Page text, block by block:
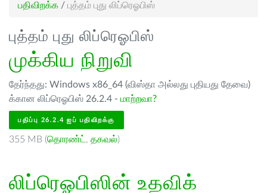
பதிவிறக்க / புத்தம் புது லிப்ரெஓபிஸ்
புத்தம் புது லிப்ரெஓபிஸ்
முக்கிய நிறுவி
தேர்ந்தது: Windows x86_64 (விஸ்தா அல்லது புதியது தேவை)
க்கான லிப்ரெஓபிஸ் 26.2.4 - மாற்றவா?
பதிப்பு 26.2.4 ஐப் பதிவிறக்கு
355 MB (தொரண்ட் , தகவல்)
லிப்ரெஓபிஸின் உதவிக்